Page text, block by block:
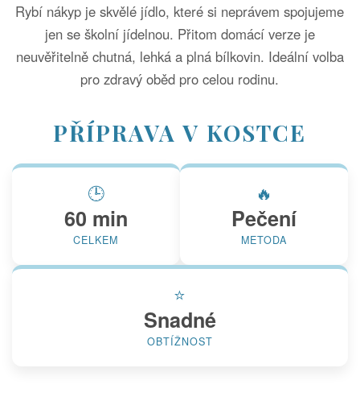
Rybí nákyp je skvělé jídlo, které si neprávem spojujeme
jen se školní jídelnou. Přitom domácí verze je
neuvěřitelně chutná, lehká a plná bílkovin. Ideální volba
pro zdravý oběd pro celou rodinu.
PŘÍPRAVA V KOSTCE
🕒
60 min
CELKEM
🔥
Pečení
METODA
⭐
Snadné
OBTÍŽNOST